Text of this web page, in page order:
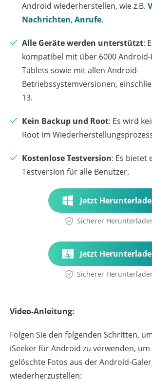
Android wiederherstellen, wie z.B.
Nachrichten, Anrufe.
Alle Geräte werden unterstützt:
kompatibel mit über 6000
Tablets sowie mit allen Android-
Betriebssystemversionen,
13.
Kein Backup und Root: Es wird
Root im
Kostenlose Testversion: Es bietet
Testversion für alle Benutzer.
Jetzt
Sicherer
Jetzt
Sicherer
Video-Anleitung:
Folgen Sie den folgenden Schritten,
iSeeker für Android zu verwenden,
gelöschte Fotos aus der Android-
wiederherzustellen: